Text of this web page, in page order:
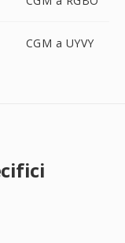
CGM a UYVY